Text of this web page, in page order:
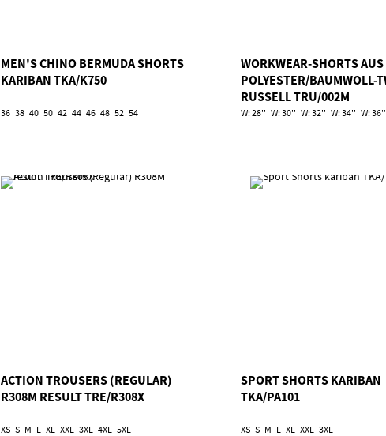
MEN'S CHINO BERMUDA SHORTS
KARIBAN TKA/K750
36 38 40 50 42 44 46 48 52 54
WORKWEAR-SHORTS AUS
POLYESTER/BAUMWOLL-
RUSSELL TRU/002M
W: 28'' W: 30'' W: 32'' W: 34'' W: 36''
ACTION TROUSERS (REGULAR)
R308M RESULT TRE/R308X
XS S M L XL XXL 3XL 4XL 5XL
SPORT SHORTS KARIBAN
TKA/PA101
XS S M L XL XXL 3XL